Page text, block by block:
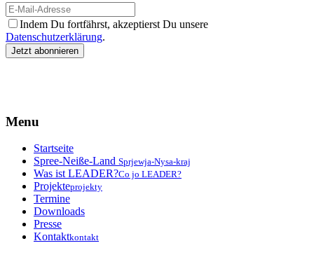
Indem Du fortfährst, akzeptierst Du unsere
Datenschutzerklärung.
Menu
Startseite
Spree-Neiße-Land Sprjewja-Nysa-kraj
Was ist LEADER?Co jo LEADER?
Projekteprojekty
Termine
Downloads
Presse
Kontaktkontakt